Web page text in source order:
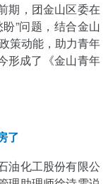
期，团金山区委在
”问题，结合金山
策动能，助力青年
形成了《金山青年
了
油化工股份有限公